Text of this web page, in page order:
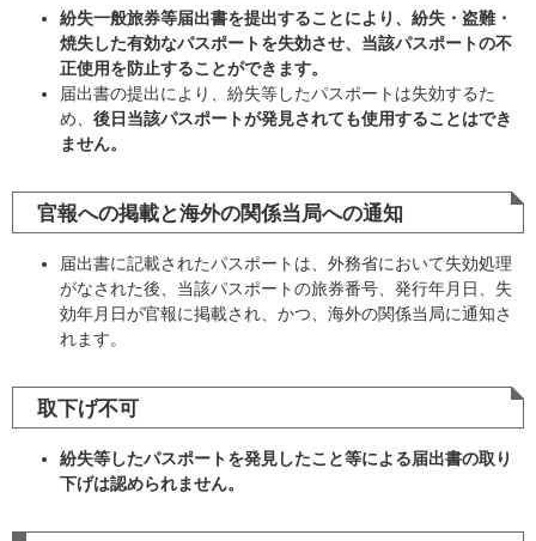
紛失一般旅券等届出書を提出することにより、紛失・盗難・
焼失した有効なパスポートを失効させ、当該パスポートの不
正使用を防止することができます。
届出書の提出により、紛失等したパスポートは失効するた
め、 後日当該パスポートが発見されても使用することはでき
ません。
官報への掲載と海外の関係当局への通知
届出書に記載されたパスポートは、外務省において失効処理
がなされた後、当該パスポートの旅券番号、発行年月日、失
効年月日が官報に掲載され、かつ、海外の関係当局に通知さ
れます。
取下げ不可
紛失等したパスポートを発見したこと等による届出書の取り
下げは認められません。